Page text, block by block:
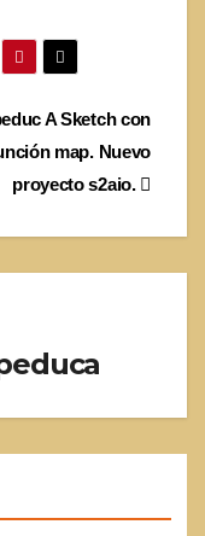
A Sketch con
map. Nuevo
proyecto s2aio.